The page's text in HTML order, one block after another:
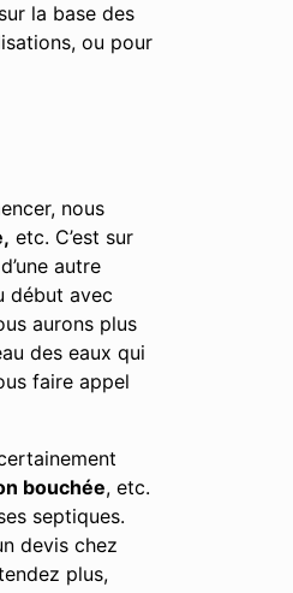
la base des
ou pour
nous
etc. C’est sur
autre
début avec
aurons plus
des eaux qui
faire appel
bouchée, etc.
septiques.
devis chez
plus,